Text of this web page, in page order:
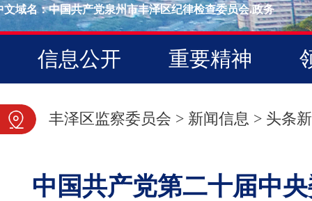
文域名：中国共产党泉州市丰泽区纪律检查委员会.政务
信息公开 重要精神
图片新闻
丰泽区监察委员会 > 新闻信息 > 头条
中国共产党第二十届中